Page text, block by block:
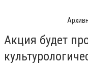
Акция будет